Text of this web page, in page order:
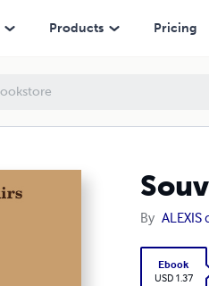
Products Pricing
By ALEXIS
Ebook
USD 1.37